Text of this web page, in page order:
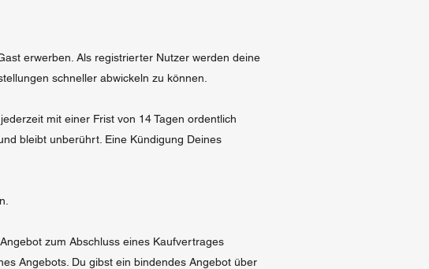
erwerben. Als registrierter Nutzer werden deine
schneller abwickeln zu können.
mit einer Frist von 14 Tagen ordentlich
bleibt unberührt. Eine Kündigung Deines
zum Abschluss eines Kaufvertrages
Angebots. Du gibst ein bindendes Angebot über